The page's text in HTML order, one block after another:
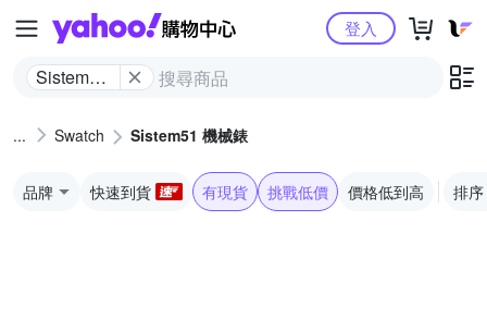
Yahoo購物中心
Sistem51
登入
Swatch Sistem51 機械錶
品牌 快速到貨 有現貨 挑戰低價 價格低到高 排序